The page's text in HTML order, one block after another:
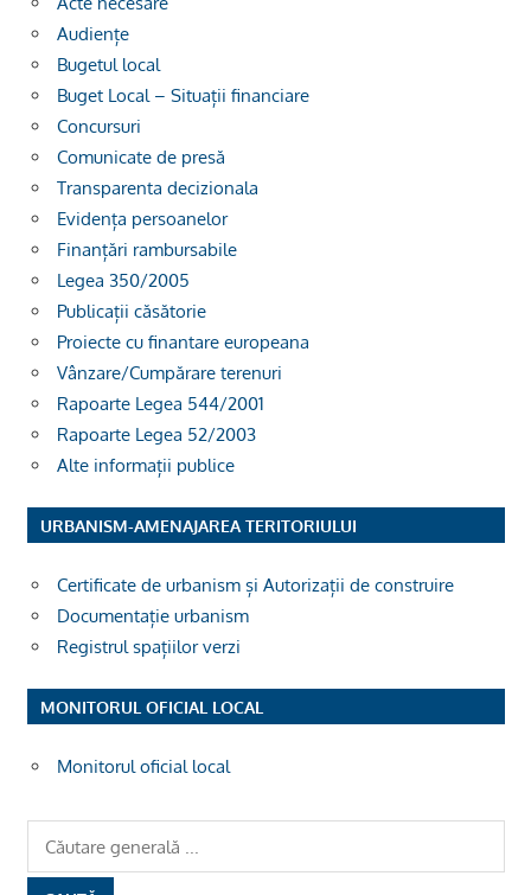
Audiențe
Bugetul local
Buget Local – Situații financiare
Concursuri
Comunicate de presă
Transparenta decizionala
Evidența persoanelor
Finanțări rambursabile
Legea 350/2005
Publicații căsătorie
Proiecte cu finantare europeana
Vânzare/Cumpărare terenuri
Rapoarte Legea 544/2001
Rapoarte Legea 52/2003
Alte informații publice
URBANISM-AMENAJAREA TERITORIULUI
Certificate de urbanism și Autorizații de construire
Documentație urbanism
Registrul spațiilor verzi
MONITORUL OFICIAL LOCAL
Monitorul oficial local